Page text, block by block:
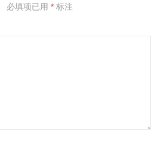
必填项已用 *标注